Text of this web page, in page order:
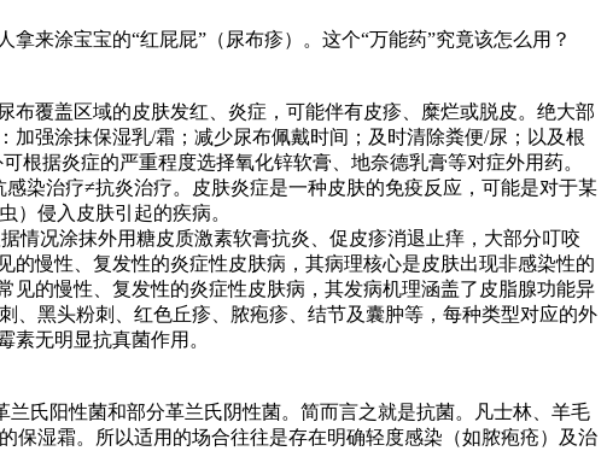
来涂宝宝的“红屁屁”（尿布疹）。这个“万能药”究竟该怎么用？
布覆盖区域的皮肤发红、炎症，可能伴有皮疹、糜烂或脱皮。绝大部
强涂抹保湿乳/霜；减少尿布佩戴时间；及时清除粪便/尿；以及根
据炎症的严重程度选择氧化锌软膏、地奈德乳膏等对症外用药。
染治疗≠抗炎治疗。皮肤炎症是一种皮肤的免疫反应，可能是对于某
）侵入皮肤引起的疾病。
情况涂抹外用糖皮质激素软膏抗炎、促皮疹消退止痒，大部分叮咬
慢性、复发性的炎症性皮肤病，其病理核心是皮肤出现非感染性的
的慢性、复发性的炎症性皮肤病，其发病机理涵盖了皮脂腺功能异
、黑头粉刺、红色丘疹、脓疱疹、结节及囊肿等，每种类型对应的外
无明显抗真菌作用。
氏阳性菌和部分革兰氏阴性菌。简而言之就是抗菌。凡士林、羊毛
保湿霜。所以适用的场合往往是存在明确轻度感染（如脓疱疮）及治